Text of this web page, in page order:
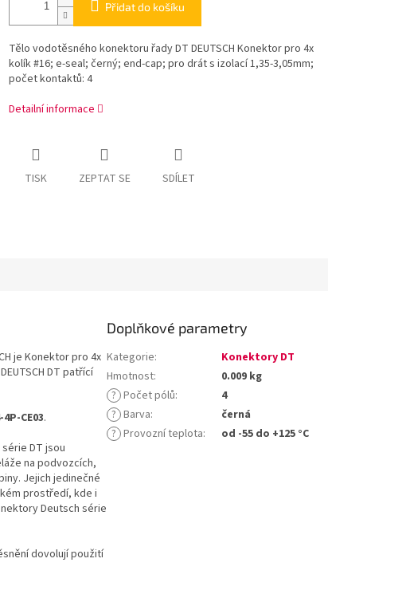
Přidat do košíku
Tělo vodotěsného konektoru řady DT DEUTSCH Konektor pro 4x
kolík #16; e-seal; černý; end-cap; pro drát s izolací 1,35-3,05mm;
počet kontaktů: 4
Detailní informace
TISK ZEPTAT SE SDÍLET
je Konektor pro 4x
DT patřící
CE03.
DT jsou
na podvozcích,
Jejich jedinečné
prostředí, kde i
Deutsch série
dovolují použití
Doplňkové parametry
Kategorie:
Konektory DT
Hmotnost:
0.009 kg
? Počet pólů:
4
? Barva:
černá
? Provozní teplota: od -55 do +125 °C